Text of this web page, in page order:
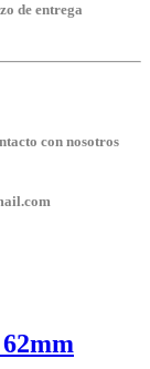
de entrega
con nosotros